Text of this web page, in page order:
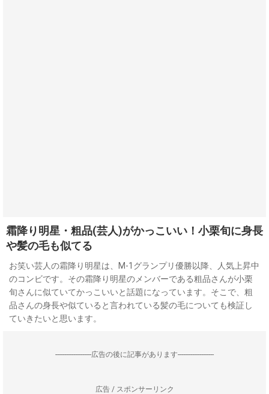
霜降り明星・粗品(芸人)がかっこいい！小栗旬に身長
や髪の毛も似てる
お笑い芸人の霜降り明星は、M-1グランプリ優勝以降、人気上昇中
のコンビです。その霜降り明星のメンバーである粗品さんが小栗
旬さんに似ていてかっこいいと話題になっています。そこで、粗
品さんの身長や似ていると言われている髪の毛についても検証し
ていきたいと思います。
--------------------広告の後に記事があります--------------------
広告 / スポンサーリンク